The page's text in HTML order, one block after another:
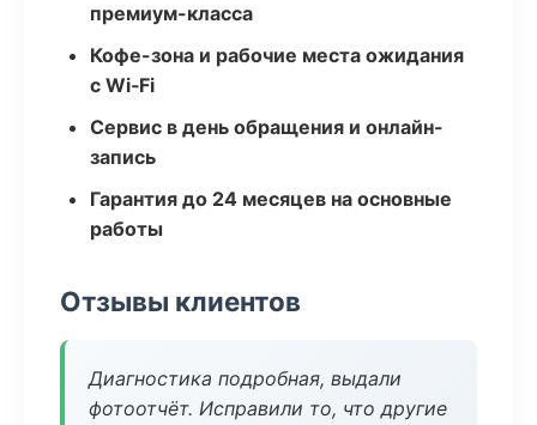
премиум-класса
Кофе-зона и рабочие места ожидания
с Wi‑Fi
Сервис в день обращения и онлайн-
запись
Гарантия до 24 месяцев на основные
работы
Отзывы клиентов
Диагностика подробная, выдали
фотоотчёт. Исправили то, что другие